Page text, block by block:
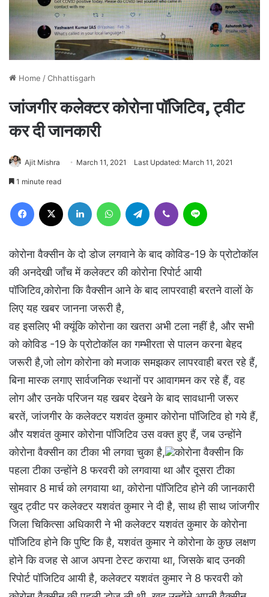
Home /Chhattisgarh
जांजगीर कलेक्टर कोरोना पॉजिटिव, ट्वीट
कर दी जानकारी
Ajit Mishra March 11, 2021 Last Updated: March 11, 2021
1 minute read
Facebook LinkedIn WhatsAppTelegram Viber
कोरोना वैक्सीन के दो डोज लगवाने के बाद कोविड-19 के प्रोटोकॉल
की अनदेखी जाँच में कलेक्टर की कोरोना रिपोर्ट आयी
पॉजिटिव,कोरोना कि वैक्सीन आने के बाद लापरवाही बरतने वालों के
लिए यह खबर जानना जरूरी है,
वह इसलिए भी क्यूंकि कोरोना का खतरा अभी टला नहीं है, और सभी
को कोविड -19 के प्रोटोकॉल का गम्भीरता से पालन करना बेहद
जरूरी है,जो लोग कोरोना को मजाक समझकर लापरवाही बरत रहे हैं,
बिना मास्क लगाए सार्वजनिक स्थानों पर आवागमन कर रहे हैं, वह
लोग और उनके परिजन यह खबर देखने के बाद सावधानी जरूर
बरतें, जांजगीर के कलेक्टर यशवंत कुमार कोरोना पॉजिटिव हो गये हैं,
और यशवंत कुमार कोरोना पॉजिटिव उस वक्त हुए हैं, जब उन्होंने
कोरोना वैक्सीन का टीका भी लगवा चुका है,
कोरोना वैक्सीन कि
पहला टीका उन्होंने 8 फरवरी को लगवाया था और दूसरा टीका
सोमवार 8 मार्च को लगवाया था, कोरोना पॉजिटिव होने की जानकारी
खुद ट्वीट पर कलेक्टर यशवंत कुमार ने दी है, साथ ही साथ जांजगीर
जिला चिकित्सा अधिकारी ने भी कलेक्टर यशवंत कुमार के कोरोना
पॉजिटिव होने कि पुष्टि कि है, यशवंत कुमार ने कोरोना के कुछ लक्षण
होने कि वजह से आज अपना टेस्ट कराया था, जिसके बाद उनकी
रिपोर्ट पॉजिटिव आयी है, कलेक्टर यशवंत कुमार ने 8 फरवरी को